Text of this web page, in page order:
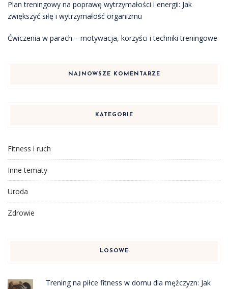
Plan treningowy na poprawę wytrzymałości i energii: Jak
zwiększyć siłę i wytrzymałość organizmu
Ćwiczenia w parach – motywacja, korzyści i techniki treningowe
NAJNOWSZE KOMENTARZE
KATEGORIE
Fitness i ruch
Inne tematy
Uroda
Zdrowie
LOSOWE
Trening na piłce fitness w domu dla mężczyzn: Jak